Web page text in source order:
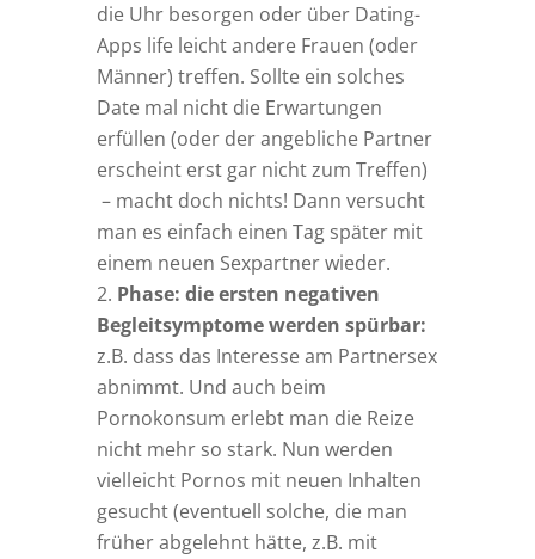
die Uhr besorgen oder über Dating-
Apps life leicht andere Frauen (oder
Männer) treffen. Sollte ein solches
Date mal nicht die Erwartungen
erfüllen (oder der angebliche Partner
erscheint erst gar nicht zum Treffen)
– macht doch nichts! Dann versucht
man es einfach einen Tag später mit
einem neuen Sexpartner wieder.
Phase: die ersten negativen
Begleitsymptome werden spürbar:
z.B. dass das Interesse am Partnersex
abnimmt. Und auch beim
Pornokonsum erlebt man die Reize
nicht mehr so stark. Nun werden
vielleicht Pornos mit neuen Inhalten
gesucht (eventuell solche, die man
früher abgelehnt hätte, z.B. mit